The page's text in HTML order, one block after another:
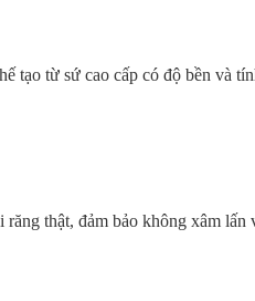
tạo từ sứ cao cấp có độ bền và
thật, đảm bảo không xâm lấn